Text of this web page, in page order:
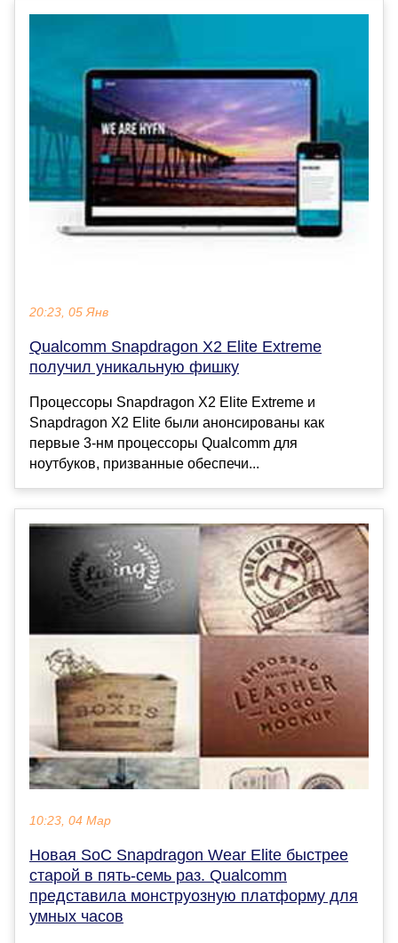
20:23, 05 Янв
Qualcomm Snapdragon X2 Elite Extreme
получил уникальную фишку
Процессоры Snapdragon X2 Elite Extreme и
Snapdragon X2 Elite были анонсированы как
первые 3-нм процессоры Qualcomm для
ноутбуков, призванные обеспечи...
10:23, 04 Мар
Новая SoC Snapdragon Wear Elite быстрее
старой в пять-семь раз. Qualcomm
представила монструозную платформу для
умных часов